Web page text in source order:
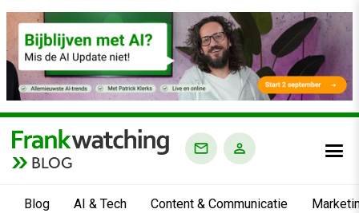
BLOG
Blog AI & Tech Content & Communicatie